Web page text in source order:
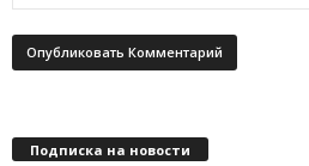
Подписка на новости